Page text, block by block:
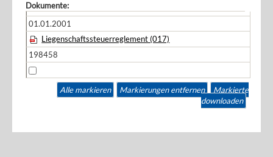
Dokumente:
01.01.2001
Liegenschaftssteuerreglement (017)
198458
Alle markieren Markierungen entfernen
Markierte
downloaden